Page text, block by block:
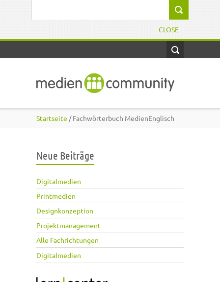
CLOSE
Startseite / Fachwörterbuch MedienEnglisch
Neue Beiträge
Digitalmedien
Printmedien
Designkonzeption
Projektmanagement
Alle Fachrichtungen
Digitalmedien